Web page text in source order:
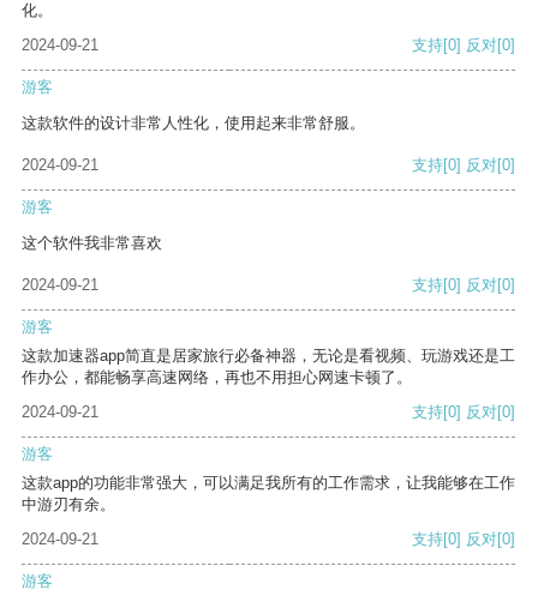
化。
2024-09-21
支持[0] 反对[0]
游客
这款软件的设计非常人性化，使用起来非常舒服。
2024-09-21 支持[0] 反对[0]
游客
这个软件我非常喜欢
2024-09-21 支持[0] 反对[0]
游客
这款加速器app简直是居家旅行必备神器，无论是看视频、玩游戏还是工
作办公，都能畅享高速网络，再也不用担心网速卡顿了。
2024-09-21
支持[0] 反对[0]
游客
这款app的功能非常强大，可以满足我所有的工作需求，让我能够在工作
中游刃有余。
2024-09-21
支持[0] 反对[0]
游客